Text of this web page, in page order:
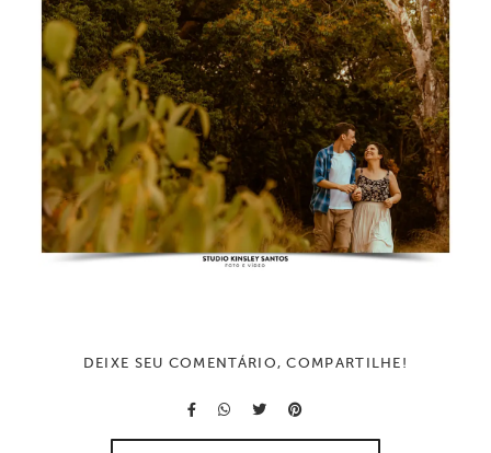
DEIXE SEU COMENTÁRIO, COMPARTILHE!